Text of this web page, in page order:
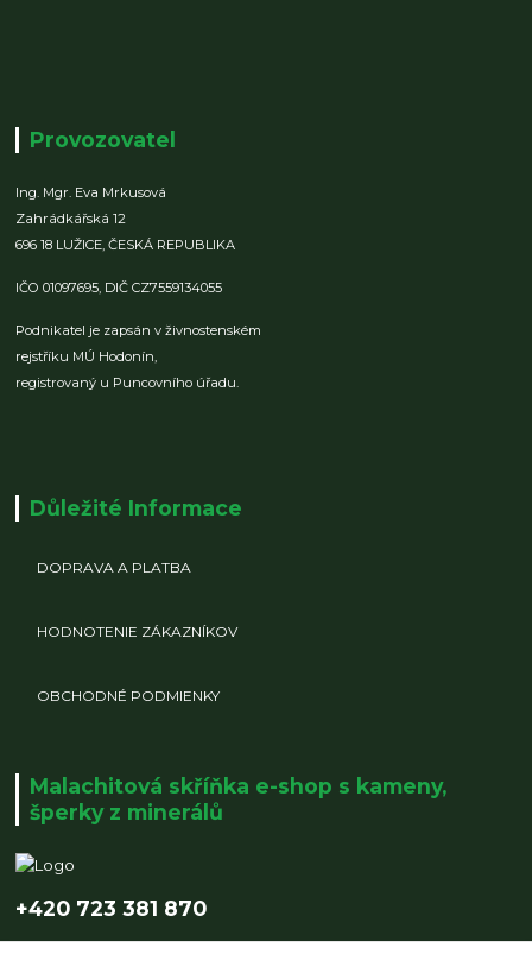
Provozovatel
Ing. Mgr. Eva Mrkusová
Zahrádkářská 12
696 18 LUŽICE,ČESKÁ REPUBLIKA
IČO 01097695, DIČ CZ7559134055
Podnikatel je zapsán v živnostenském
rejstříku MÚ Hodonín,
registrovaný u Puncovního úřadu.
Důležité Informace
DOPRAVA A PLATBA
HODNOTENIE ZÁKAZNÍKOV
OBCHODNÉ PODMIENKY
Malachitová skříňka e-shop s kameny,
šperky z minerálů
+420 723 381 870